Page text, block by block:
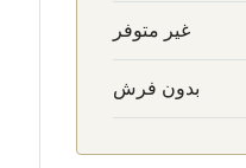
غير متوفر
بدون فرش